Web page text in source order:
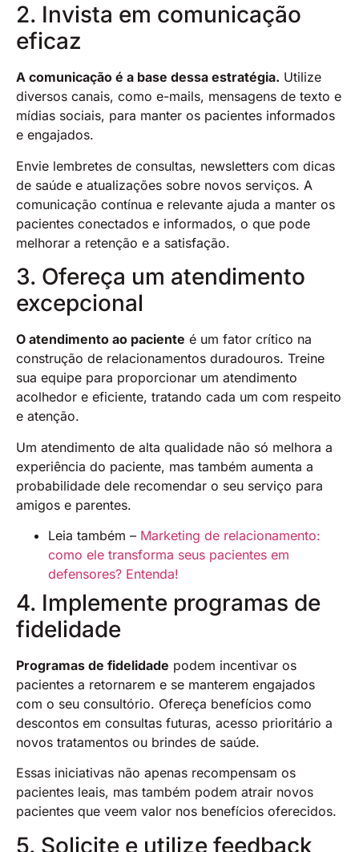
2. Invista em comunicação
eficaz
A comunicação é a base dessa estratégia. Utilize
diversos canais, como e-mails, mensagens de texto e
mídias sociais, para manter os pacientes informados
e engajados.
Envie lembretes de consultas, newsletters com dicas
de saúde e atualizações sobre novos serviços. A
comunicação contínua e relevante ajuda a manter os
pacientes conectados e informados, o que pode
melhorar a retenção e a satisfação​.
3. Ofereça um atendimento
excepcional
O atendimento ao paciente é um fator crítico na
construção de relacionamentos duradouros. Treine
sua equipe para proporcionar um atendimento
acolhedor e eficiente, tratando cada um com respeito
e atenção.
Um atendimento de alta qualidade não só melhora a
experiência do paciente, mas também aumenta a
probabilidade dele recomendar o seu serviço para
amigos e parentes​.
Leia também – Marketing de relacionamento:
como ele transforma seus pacientes em
defensores? Entenda!
4. Implemente programas de
fidelidade
Programas de fidelidade podem incentivar os
pacientes a retornarem e se manterem engajados
com o seu consultório. Ofereça benefícios como
descontos em consultas futuras, acesso prioritário a
novos tratamentos ou brindes de saúde.
Essas iniciativas não apenas recompensam os
pacientes leais, mas também podem atrair novos
pacientes que veem valor nos benefícios oferecidos​.
5. Solicite e utilize feedback